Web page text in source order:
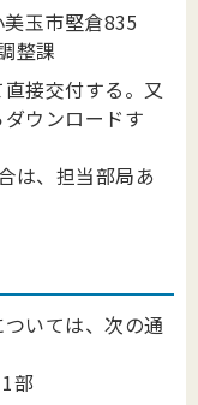
玉市堅倉835
整課
接交付する。又
ウンロードす
は、担当部局あ
いては、次の通
部